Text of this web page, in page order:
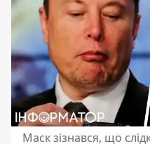
Маск зізнався, що